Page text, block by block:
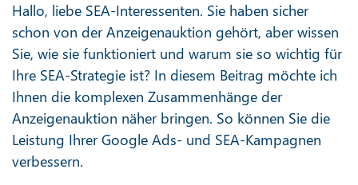
Hallo, liebe SEA-Interessenten. Sie haben sicher
schon von der Anzeigenauktion gehört, aber wissen
Sie, wie sie funktioniert und warum sie so wichtig für
Ihre SEA-Strategie ist? In diesem Beitrag möchte ich
Ihnen die komplexen Zusammenhänge der
Anzeigenauktion näher bringen. So können Sie die
Leistung Ihrer Google Ads- und SEA-Kampagnen
verbessern.